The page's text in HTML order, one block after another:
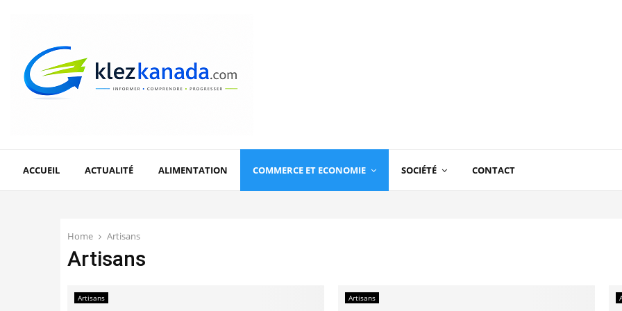
ACCUEIL ACTUALITÉ ALIMENTATION COMMERCE ET ECONOMIE SOCIÉTÉ CONTACT
Home Artisans
Artisans
Artisans Artisans